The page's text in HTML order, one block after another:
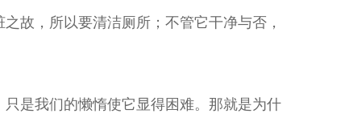
故，所以要清洁厕所；不管它干净与否，
是我们的懒惰使它显得困难。那就是为什